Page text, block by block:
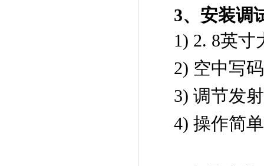
3、安装调
1) 2. 8英寸
2) 空中写
3) 调节发
4) 操作简